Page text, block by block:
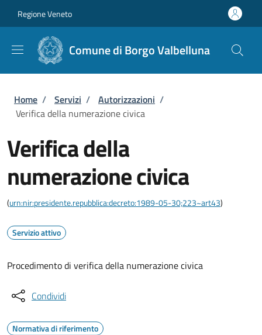
Regione Veneto
Comune di Borgo Valbelluna
Briciole di pane
Home / Servizi / Autorizzazioni /
Verifica della numerazione civica
Verifica della
numerazione civica
(urn:nir:presidente.repubblica:decreto:1989-05-30;223~art43)
Servizio attivo
Procedimento di verifica della numerazione civica
Condividi
Normativa di riferimento